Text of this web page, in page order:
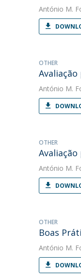
António M.
OTHER
António M.
OTHER
António M.
OTHER
Boas
António M.